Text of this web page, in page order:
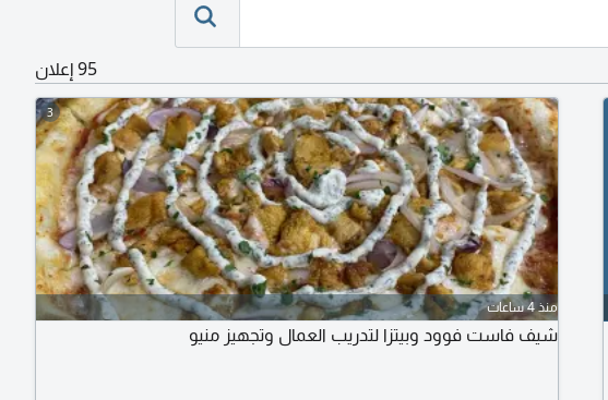
95 إعلان
3
منذ 4 ساعات
شيف فاست فوود وبيتزا لتدريب العمال وتجهيز منيو